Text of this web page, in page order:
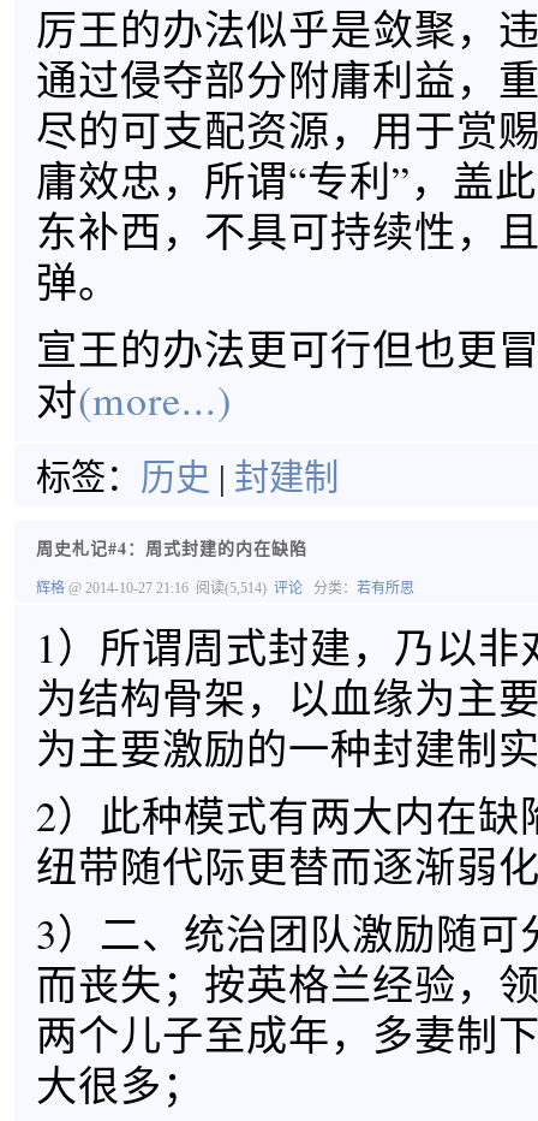
厉王的办法似乎是敛聚，
通过侵夺部分附庸利益，
尽的可支配资源，用于赏
庸效忠，所谓“专利”，盖
东补西，不具可持续性，
弹。
宣王的办法更可行但也更
对(more...)
标签： 历史 | 封建制
周史札记#4：周式封建的内在缺陷
辉格 @ 2014-10-27 21:16 阅读(5,514) 评论 分类： 若有所思
1）所谓周式封建，乃以非
为结构骨架，以血缘为主
为主要激励的一种封建制
2）此种模式有两大内在缺
纽带随代际更替而逐渐弱
3）二、统治团队激励随可
而丧失；按英格兰经验，
两个儿子至成年，多妻制
大很多；